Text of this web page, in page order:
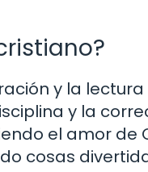
y la lectura
y la
el amor de
cosas